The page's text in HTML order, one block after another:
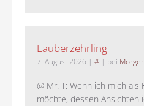
Lauberzehrling
7. August 2026 | # | bei
@ Mr. T: Wenn ich mich
möchte, dessen Ansichten